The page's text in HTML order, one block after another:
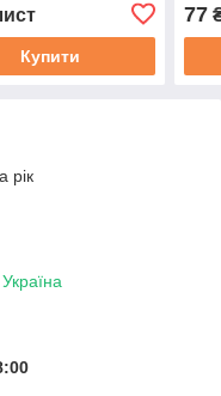
Купити
77
рік